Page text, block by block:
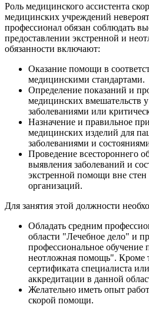
Роль медицинского ассистента
медицинских учреждений
профессионал обязан соблюдать
предоставлении экстренной и
обязанности включают:
Оказание помощи в
медицинскими стандартами.
Определение показаний и
медицинских вмешательств
заболеваниями или
Назначение и правильное
медицинских изделий для
заболеваниями и
Проведение всестороннего
выявления заболеваний и
экстренной помощи вне
организаций.
Для занятия этой должности
Обладать средним
области "Лечебное дело" и
профессиональное обучение
неотложная помощь". Кроме
сертификата специалиста
аккредитации в данной
Желательно иметь опыт
скорой помощи.